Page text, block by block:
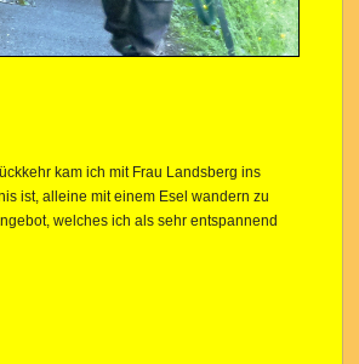
kam ich mit Frau Landsberg ins
ist, alleine mit einem Esel wandern zu
welches ich als sehr entspannend